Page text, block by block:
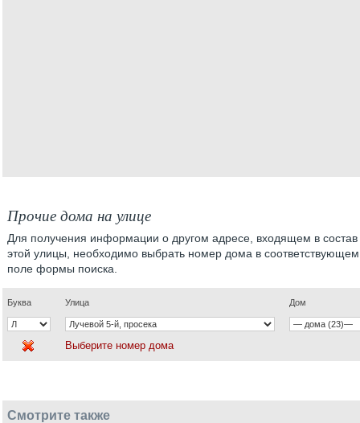
Прочие дома на улице
Для получения информации о другом адресе, входящем в состав
этой улицы, необходимо выбрать номер дома в соответствующем
поле формы поиска.
Буква Улица Дом
Выберите номер дома
Смотрите также